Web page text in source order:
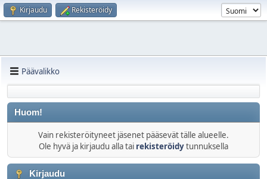
Kirjaudu Rekisteröidy
Päävalikko
Huom!
Vain rekisteröityneet jäsenet pääsevät tälle alueelle.
Ole hyvä ja kirjaudu alla tai rekisteröidytunnuksella
Kirjaudu